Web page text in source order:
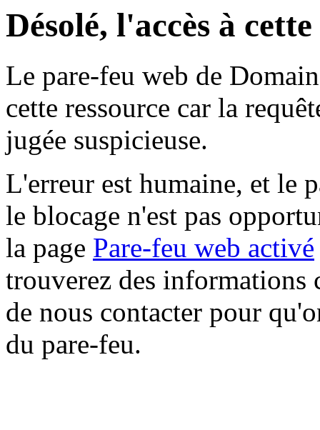
Désolé, l'accès à
Le pare-feu web de
cette ressource car la
jugée suspicieuse.
L'erreur est humaine, et le
le blocage n'est pas
la page Pare-feu web activé
trouverez des informations
de nous contacter pour
du pare-feu.